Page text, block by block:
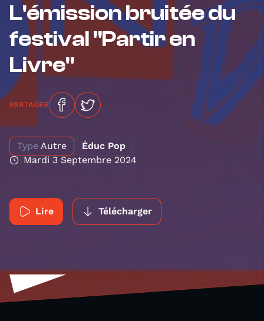
L'émission bruitée du
festival "Partir en
Livre"
PARTAGER
Type Autre
Éduc Pop
Mardi 3 Septembre 2024
Lire Télécharger